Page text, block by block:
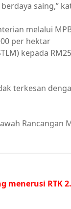
saing,”
melalui
per hektar
kepada
terkesan
Rancangan
menerusi RTK